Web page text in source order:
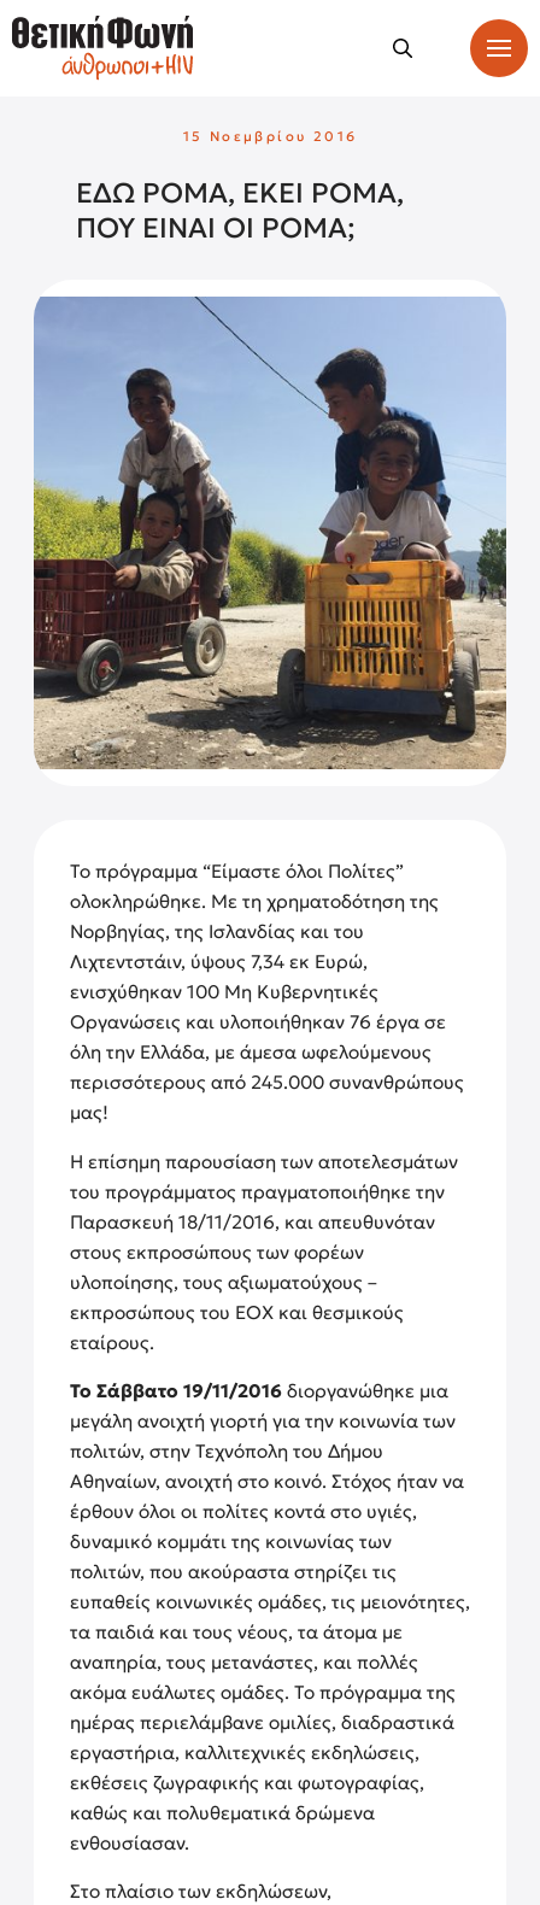
15 Νοεμβρίου 2016
ΕΔΩ ΡΟΜΑ, ΕΚΕΙ ΡΟΜΑ,
ΠΟΥ ΕΙΝΑΙ ΟΙ ΡΟΜΑ;
Το πρόγραμμα “Είμαστε όλοι Πολίτες”
ολοκληρώθηκε. Με τη χρηματοδότηση της
Νορβηγίας, της Ισλανδίας και του
Λιχτεντστάιν, ύψους 7,34 εκ Ευρώ,
ενισχύθηκαν 100 Μη Κυβερνητικές
Οργανώσεις και υλοποιήθηκαν 76 έργα σε
όλη την Ελλάδα, με άμεσα ωφελούμενους
περισσότερους από 245.000 συνανθρώπους
μας!
Η επίσημη παρουσίαση των αποτελεσμάτων
του προγράμματος πραγματοποιήθηκε την
Παρασκευή 18/11/2016, και απευθυνόταν
στους εκπροσώπους των φορέων
υλοποίησης, τους αξιωματούχους –
εκπροσώπους του ΕΟΧ και θεσμικούς
εταίρους.
Το Σάββατο 19/11/2016 διοργανώθηκε μια
μεγάλη ανοιχτή γιορτή για την κοινωνία των
πολιτών, στην Τεχνόπολη του Δήμου
Αθηναίων, ανοιχτή στο κοινό. Στόχος ήταν να
έρθουν όλοι οι πολίτες κοντά στο υγιές,
δυναμικό κομμάτι της κοινωνίας των
πολιτών, που ακούραστα στηρίζει τις
ευπαθείς κοινωνικές ομάδες, τις μειονότητες,
τα παιδιά και τους νέους, τα άτομα με
αναπηρία, τους μετανάστες, και πολλές
ακόμα ευάλωτες ομάδες. Το πρόγραμμα της
ημέρας περιελάμβανε ομιλίες, διαδραστικά
εργαστήρια, καλλιτεχνικές εκδηλώσεις,
εκθέσεις ζωγραφικής και φωτογραφίας,
καθώς και πολυθεματικά δρώμενα
ενθουσίασαν.
Στο πλαίσιο των εκδηλώσεων,